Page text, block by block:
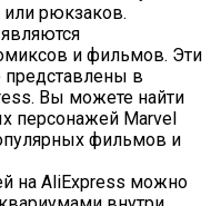
или рюкзаков.
и фильмов. Эти
в
Вы можете найти
персонажей Marvel
фильмов и
на AliExpress можно